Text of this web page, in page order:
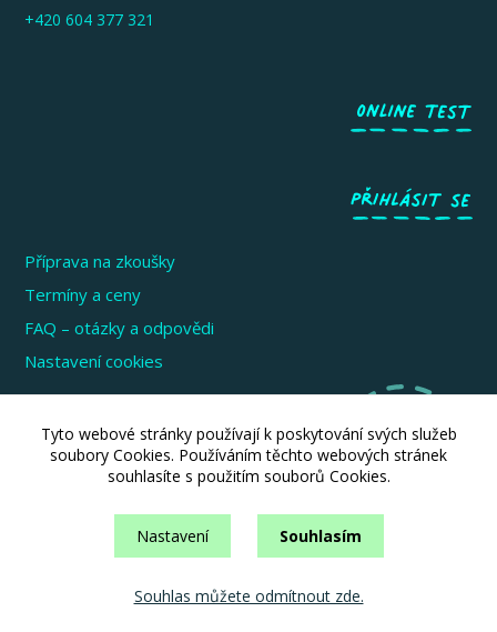
+420 604 377 321
Příprava na zkoušky
Termíny a ceny
FAQ – otázky a odpovědi
Nastavení cookies
Zkoušky pro dospělé
Zkoušky pro firmy a instituce
Informace pro školy
Tyto webové stránky používají k poskytování svých služeb
soubory Cookies. Používáním těchto webových stránek
souhlasíte s použitím souborů Cookies.
Nastavení Souhlasím
Souhlas můžete odmítnout zde.